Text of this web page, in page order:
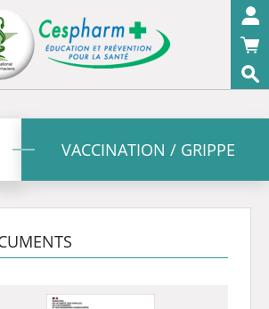
OK
VACCINATION / GRIPPE